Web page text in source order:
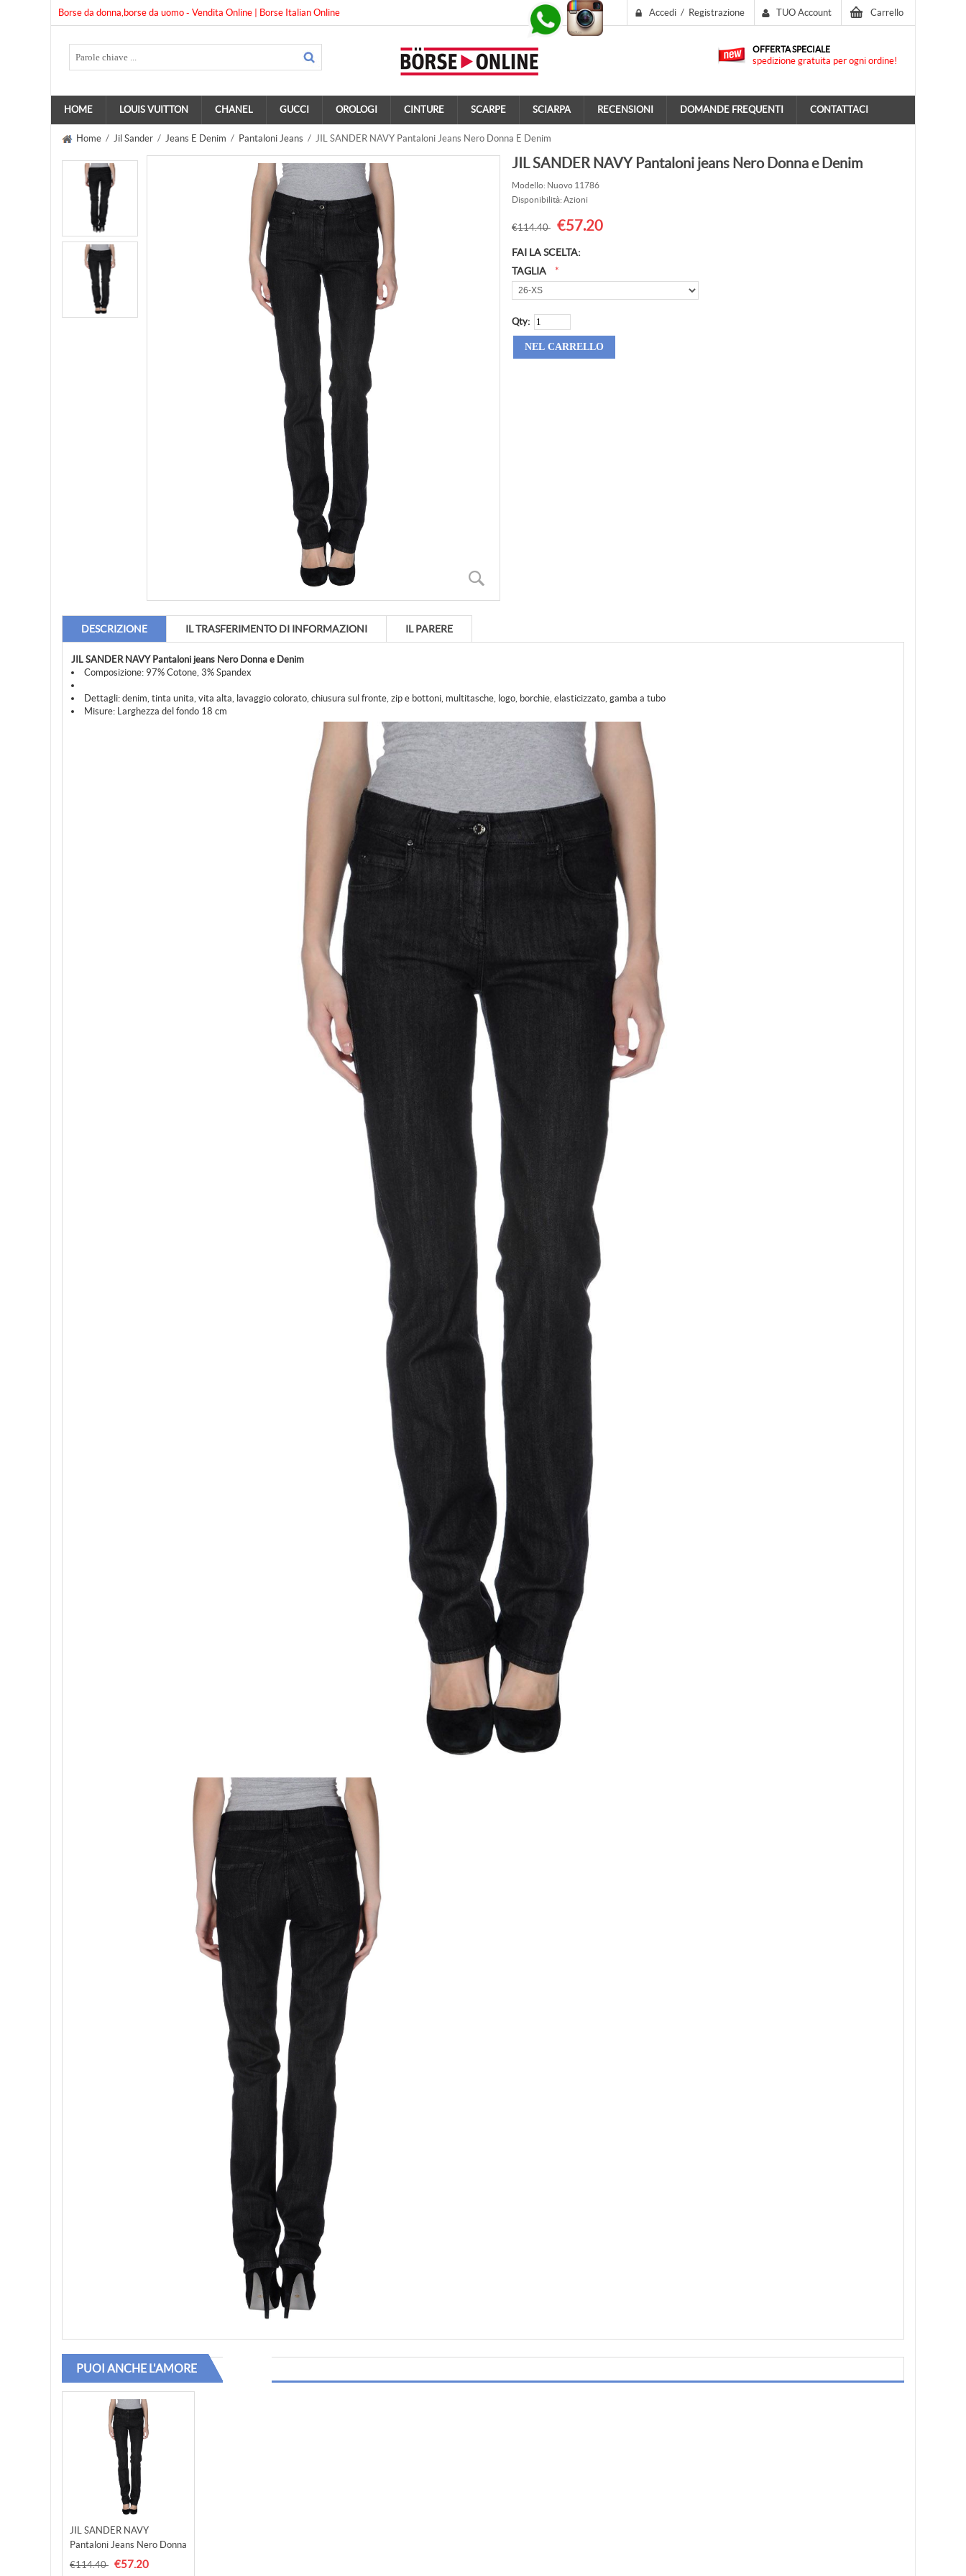
Borse da donna,borse da uomo - Vendita Online | Borse Italian Online Carrello
TUO Account
Accedi / Registrazione
OFFERTA SPECIALE
spedizione gratuita per ogni ordine!
HOME LOUIS VUITTON CHANEL GUCCI OROLOGI CINTURE SCARPE SCIARPA RECENSIONI DOMANDE FREQUENTI CONTATTACI
Home / Jil Sander / Jeans E Denim / Pantaloni Jeans / JIL SANDER NAVY Pantaloni Jeans Nero Donna E Denim
JIL SANDER NAVY Pantaloni jeans Nero Donna e Denim
Modello: Nuovo 11786
Disponibilità: Azioni
€114.40 €57.20
FAI LA SCELTA:
TAGLIA
*
Qty:
DESCRIZIONE IL TRASFERIMENTO DI INFORMAZIONI IL PARERE
JIL SANDER NAVY Pantaloni jeans Nero Donna e Denim
Composizione: 97% Cotone, 3% Spandex
Dettagli: denim, tinta unita, vita alta, lavaggio colorato, chiusura sul fronte, zip e bottoni, multitasche, logo, borchie, elasticizzato, gamba a tubo
Misure: Larghezza del fondo 18 cm
PUOI ANCHE L'AMORE
JIL SANDER NAVY
Pantaloni Jeans Nero Donna
E Denim
€114.40 €57.20